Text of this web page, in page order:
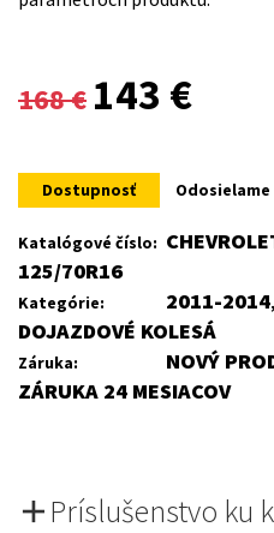
168€
Original
was:
168 €.
143 €
is:
143 €.
Dostupnosť
Katalógové číslo:
125/70R16
Kategórie: 2011-2014,
DOJAZDOVÉ KOLESÁ
Záruka:
NOVÝ
ZÁRUKA 24 MESIACOV
Príslušenstvo ku